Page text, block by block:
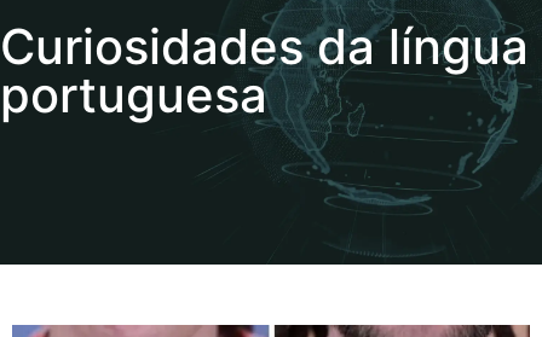
Curiosidades da língua
portuguesa